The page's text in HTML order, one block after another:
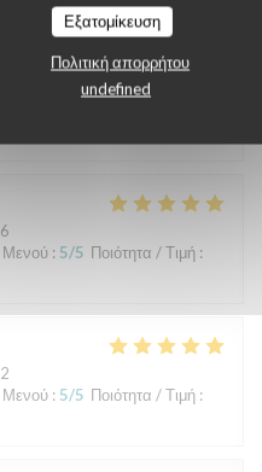
Εξατομίκευση
Πολιτική απορρήτου
undefined
:5/5 Ποιότητα / Τιμή
Μενού : 5/5 Ποιότητα / Τιμή :
Μενού : 5/5 Ποιότητα / Τιμή :